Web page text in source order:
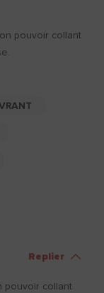
pouvoir collant
Replier
pouvoir collant